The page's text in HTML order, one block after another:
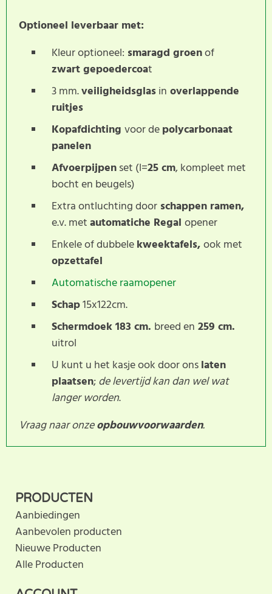
Optioneel leverbaar met:
Kleur optioneel: smaragd groenof
zwart gepoedercoat
3 mm.veiligheidsglasin overlappende
ruitjes
Kopafdichtingvoor depolycarbonaat
panelen
Afvoerpijpenset (l=25 cm, kompleet met
bocht en beugels)
Extra ontluchting door schappen ramen,
e.v. metautomatiche Regal opener
Enkele of dubbelekweektafels,ook met
opzettafel
Automatische raamopener
Schap15x122cm.
Schermdoek 183 cm. breed en 259 cm.
uitrol
U kunt u het kasje ook door onslaten
plaatsen;de levertijd kan dan wel wat
langer worden.
Vraag naar onzeopbouwvoorwaarden.
anderen met hun keuze door uw ervaring te delen.
Schrijf als eerste een beoordeling voor dit product.
PRODUCTEN
Aanbiedingen
Aanbevolen producten
Nieuwe Producten
Alle Producten